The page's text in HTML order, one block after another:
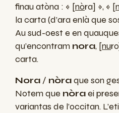
finau atòna : « [nòra] », « [
la carta (d’ara enlà que
Au sud-oest e en
qu’encontram nora, [nu
carta.
Nora/ nòraque son
Notem que nòraei
variantas de l’occitan.